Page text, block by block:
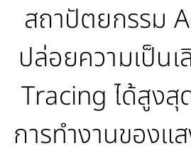
สถาปัตยกรรม
ปล่อยความเป็น
Tracing ได้สูงสุ
การทำงานของแ